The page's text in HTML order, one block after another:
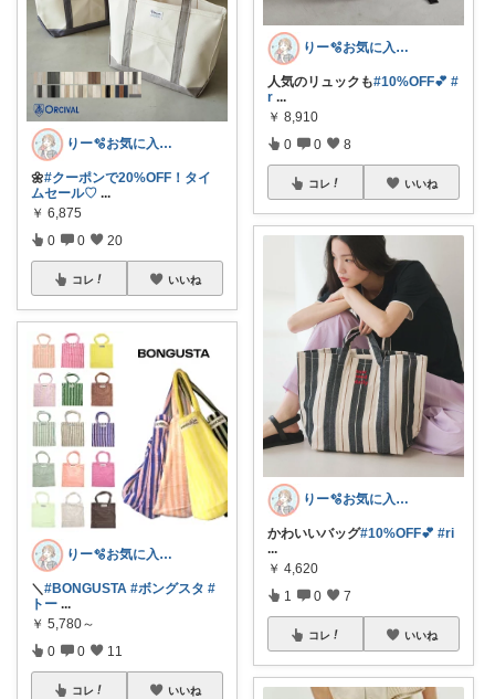
りー🫧お気に入りのある暮らし🧺
🌼#クーポンで20%OFF！タイ
ムセール♡ ...
￥ 6,875
0 0 20
コレ いいね
りー🫧お気に入りのある暮らし🧺
＼#BONGUSTA #ボングスタ #
トー ...
￥ 5,780～
0 0 11
コレ いいね
りー🫧お気に入りのある暮らし🧺
人気のリュックも#10%OFF💕 #
r ...
￥ 8,910
0 0 8
コレ いいね
りー🫧お気に入りのある暮らし🧺
かわいいバッグ#10%OFF💕 #ri
...
￥ 4,620
1 0 7
コレ いいね